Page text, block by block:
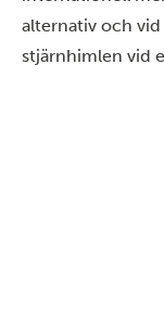
alternativ och
stjärnhimlen vid